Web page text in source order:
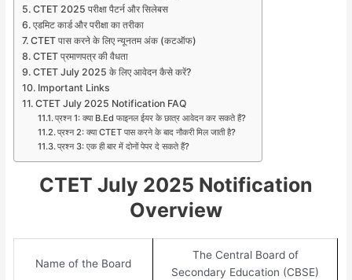
CTET 2025 परीक्षा पैटर्न और सिलेबस
एडमिट कार्ड और परीक्षा का तरीका
CTET पास करने के लिए न्यूनतम अंक (कटऑफ)
CTET प्रमाणपत्र की वैधता
CTET July 2025 के लिए आवेदन कैसे करें?
Important Links
CTET July 2025 Notification FAQ
प्रश्न 1: क्या B.Ed फाइनल ईयर के छात्र आवेदन कर सकते हैं?
प्रश्न 2: क्या CTET पास करने के बाद नौकरी मिल जाती है?
प्रश्न 3: एक ही बार में दोनों पेपर दे सकते हैं?
CTET July 2025 Notification
Overview
Name of the Board
The Central Board of
Secondary Education (CBSE)